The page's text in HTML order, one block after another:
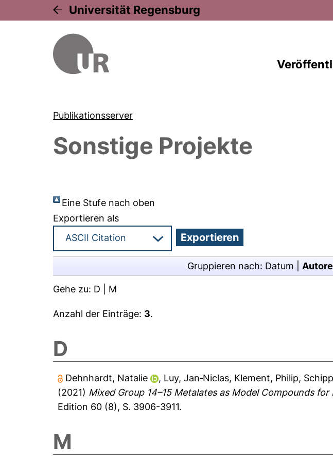
Universität Regensburg
Publikationsserver
Sonstige Projekte
Eine Stufe nach oben
Exportieren als
Gruppieren nach: Datum
Gehe zu: D M
Anzahl der Einträge: 3.
D
Dehnhardt, Natalie , Luy, Jan‐Niclas, Klement, Philip,
(2021) Mixed Group 14–15 Metalates as Model Compounds
Edition 60 (8), S. 3906-3911.
M